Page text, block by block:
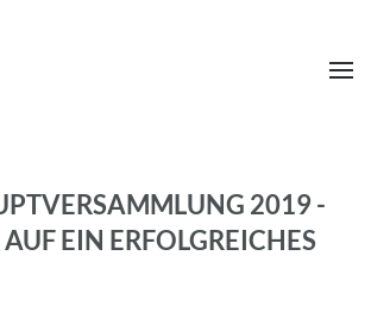
2019 -
EIN ERFOLGREICHES